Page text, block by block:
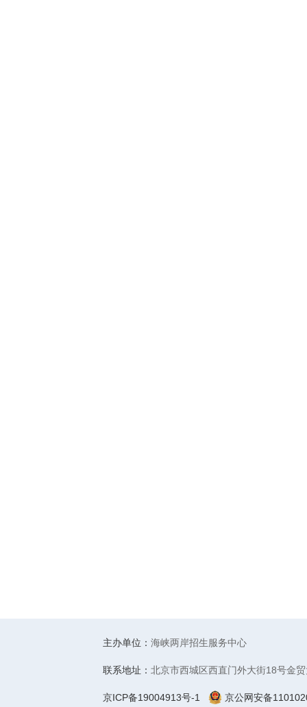
主办单位： 海峡两岸招生服务中心
联系地址： 北京市西城区西直门外大街18号金
京ICP备19004913号-1 京公网安备